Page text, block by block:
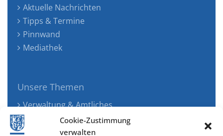
Cookie-Zustimmung
verwalten
Aktuelle Nachrichten
Tipps & Termine
Pinnwand
Mediathek
Unsere Themen
Verwaltung & Amtliches
Jugend, Familie & Gesundheit
Tourismus, Freizeit & Ökologie